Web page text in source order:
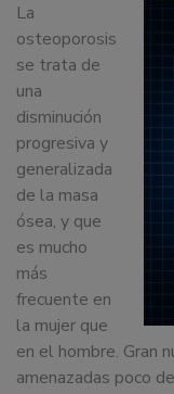
dedicamos
a
la
docencia
y
formación
sobre
la
nutrición
alimentaria
tanto
para
particulares,
instituciones,
organismos,
La
osteoporosis
se trata de
una
disminución
progresiva y
generalizada
de la masa
ósea, y que
es mucho
más
frecuente en
la mujer que
en el hombre. Gran
amenazadas poco